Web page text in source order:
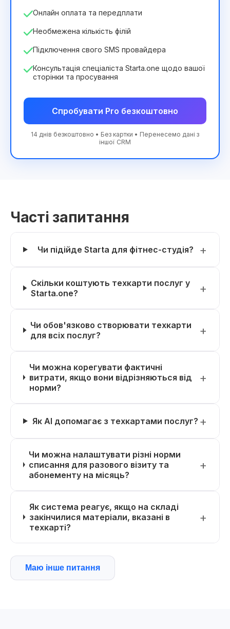
Онлайн оплата та передплати
Необмежена кількість філій
Підключення свого SMS провайдера
Консультація спеціаліста Starta.one щодо вашої
сторінки та просування
Спробувати Pro безкоштовно
14 днів безкоштовно • Без картки • Перенесемо дані з
іншої CRM
Часті запитання
Чи підійде Starta для фітнес-студія?
Скільки коштують техкарти послуг у
Starta.one?
Чи обов'язково створювати техкарти
для всіх послуг?
Чи можна корегувати фактичні
витрати, якщо вони відрізняються від
норми?
Як AI допомагає з техкартами послуг?
Чи можна налаштувати різні норми
списання для разового візиту та
абонементу на місяць?
Як система реагує, якщо на складі
закінчилися матеріали, вказані в
техкарті?
Маю інше питання